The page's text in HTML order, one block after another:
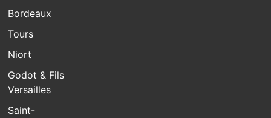
Bordeaux
Tours
Niort
Godot & Fils
Versailles
Saint-